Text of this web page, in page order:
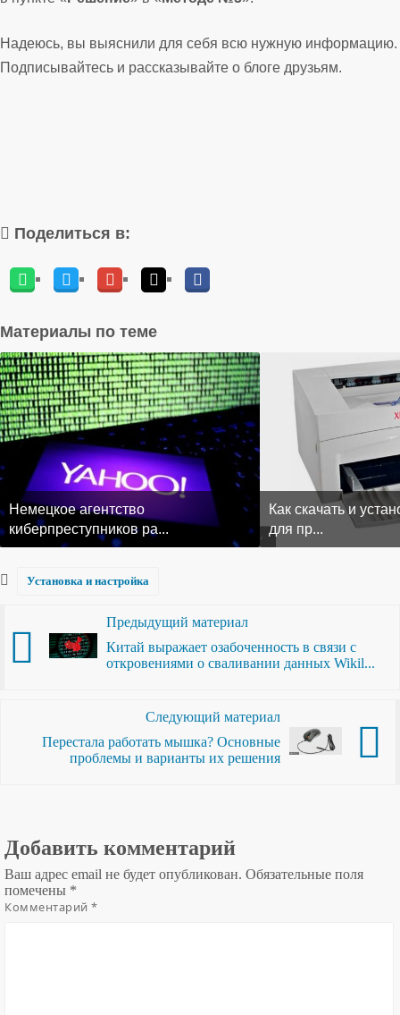
Надеюсь, вы выяснили для себя всю нужную информацию.
Подписывайтесь и рассказывайте о блоге друзьям.
Поделиться в:
Материалы по теме
Немецкое агентство
киберпреступников ра...
Как скачать и
для пр...
Установка и настройка
Предыдущий материал
Китай выражает озабоченность в связи с
откровениями о сваливании данных Wikil...
Следующий материал
Перестала работать мышка? Основные
проблемы и варианты их решения
Добавить комментарий
Ваш адрес email не будет опубликован. Обязательные поля
помечены *
Комментарий*